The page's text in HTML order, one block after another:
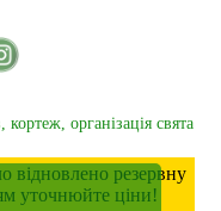
організація свята
відновлено резервну
уточнюйте ціни!